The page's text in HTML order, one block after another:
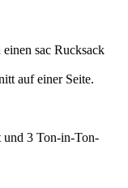
sac Rucksack
auf einer Seite.
und 3 Ton-in-Ton-